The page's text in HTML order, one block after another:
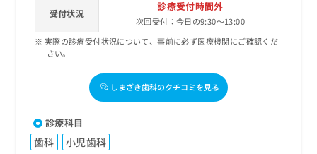
受付状況
診療受付時間外
次回受付：今日の9:30～13:00
実際の診療受付状況について、事前に必ず医療機関にご確認くだ
さい。
しまざき歯科のクチコミを見る
診療科目
歯科 小児歯科